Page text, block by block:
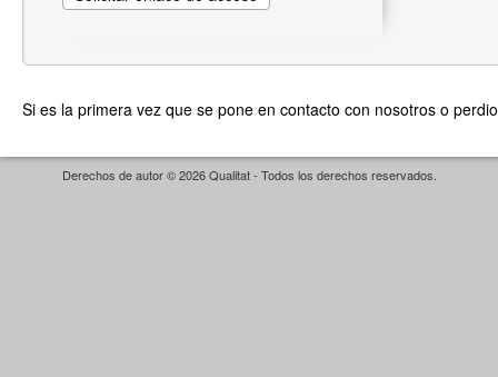
Si es la primera vez que se pone en contacto con nosotros o
Derechos de autor © 2026 Qualitat - Todos los derechos reservados.